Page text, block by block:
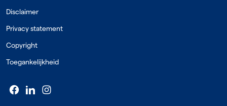
Disclaimer
Privacy statement
Copyright
Toegankelijkheid
Volg ons op social media
Facebook (externe link)
LinkedIn(externe link)
Instagram